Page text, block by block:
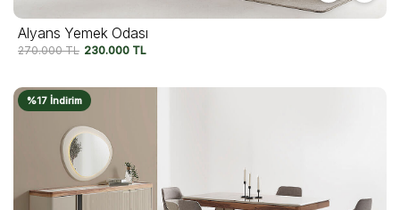
Alyans Yemek Odası
270.000TL 230.000 TL
%17 İndirim